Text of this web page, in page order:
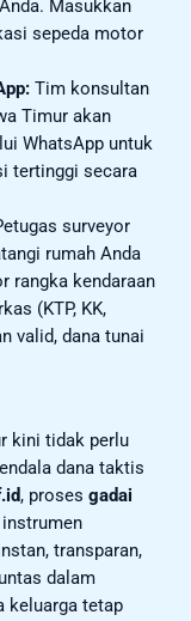
Masukkan
sepeda motor
Tim konsultan
Timur akan
WhatsApp untuk
tertinggi secara
surveyor
rumah Anda
rangka kendaraan
(KTP, KK,
valid, dana tunai
kini tidak perlu
dana taktis
, proses gadai
transparan,
dalam
keluarga tetap